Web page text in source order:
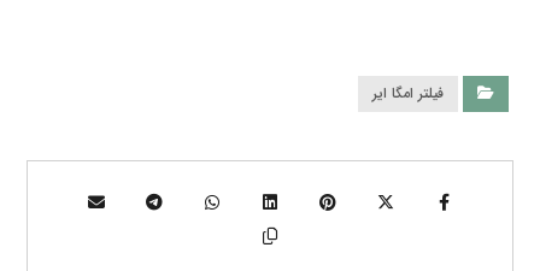
فیلتر امگا ایر